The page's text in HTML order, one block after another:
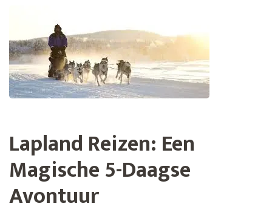
Lapland Reizen: Een
Magische 5-Daagse
Avontuur